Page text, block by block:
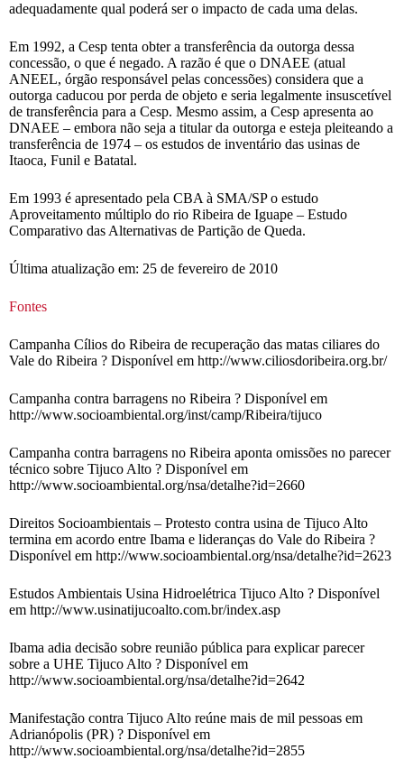
adequadamente qual poderá ser o impacto de cada uma delas.
Em 1992, a Cesp tenta obter a transferência da outorga dessa
concessão, o que é negado. A razão é que o DNAEE (atual
ANEEL, órgão responsável pelas concessões) considera que a
outorga caducou por perda de objeto e seria legalmente insuscetível
de transferência para a Cesp. Mesmo assim, a Cesp apresenta ao
DNAEE – embora não seja a titular da outorga e esteja pleiteando a
transferência de 1974 – os estudos de inventário das usinas de
Itaoca, Funil e Batatal.
Em 1993 é apresentado pela CBA à SMA/SP o estudo
Aproveitamento múltiplo do rio Ribeira de Iguape – Estudo
Comparativo das Alternativas de Partição de Queda.
Última atualização em: 25 de fevereiro de 2010
Fontes
Campanha Cílios do Ribeira de recuperação das matas ciliares do
Vale do Ribeira ? Disponível em http://www.ciliosdoribeira.org.br/
Campanha contra barragens no Ribeira ? Disponível em
http://www.socioambiental.org/inst/camp/Ribeira/tijuco
Campanha contra barragens no Ribeira aponta omissões no parecer
técnico sobre Tijuco Alto ? Disponível em
http://www.socioambiental.org/nsa/detalhe?id=2660
Direitos Socioambientais – Protesto contra usina de Tijuco Alto
termina em acordo entre Ibama e lideranças do Vale do Ribeira ?
Disponível em http://www.socioambiental.org/nsa/detalhe?id=2623
Estudos Ambientais Usina Hidroelétrica Tijuco Alto ? Disponível
em http://www.usinatijucoalto.com.br/index.asp
Ibama adia decisão sobre reunião pública para explicar parecer
sobre a UHE Tijuco Alto ? Disponível em
http://www.socioambiental.org/nsa/detalhe?id=2642
Manifestação contra Tijuco Alto reúne mais de mil pessoas em
Adrianópolis (PR) ? Disponível em
http://www.socioambiental.org/nsa/detalhe?id=2855